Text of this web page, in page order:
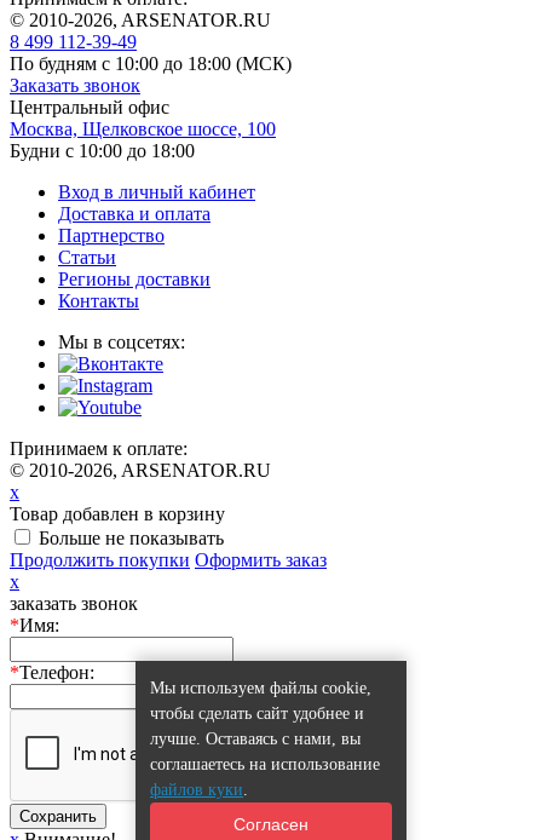
Мы используем файлы cookie,
чтобы сделать сайт удобнее и
лучше. Оставаясь с нами, вы
соглашаетесь на использование
файлов куки.
Согласен
© 2010-2026, ARSENATOR.RU
8 499 112-39-49
По будням с 10:00 до 18:00 (МСК)
Заказать звонок
Центральный офис
Москва, Щелковское шоссе, 100
Будни с 10:00 до 18:00
Вход в личный кабинет
Доставка и оплата
Партнерство
Статьи
Регионы доставки
Контакты
Мы в соцсетях:
Принимаем к оплате:
© 2010-2026, ARSENATOR.RU
x
Товар добавлен в корзину
Больше не показывать
Продолжить покупки Оформить заказ
x
заказать звонок
*Имя:
*Телефон:
Сохранить